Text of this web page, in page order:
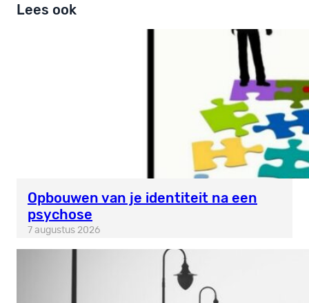
Lees ook
Opbouwen van je identiteit na een
psychose
7 augustus 2026